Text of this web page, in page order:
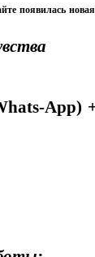
появилась
App)